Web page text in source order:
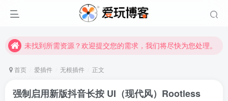
未找到所需资源？欢迎提交您的需求，我们将尽快为您处理。
未找到所需资源？欢迎提交您的需求，我们将尽快为您处理。
首页 爱插件 无根插件 正文
强制启用新版抖音长按 UI（现代风）Rootless